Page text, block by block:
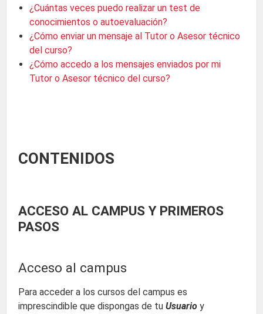
¿Cuántas veces puedo realizar un test de
conocimientos o autoevaluación?
¿Cómo enviar un mensaje al Tutor o Asesor técnico
del curso?
¿Cómo accedo a los mensajes enviados por mi
Tutor o Asesor técnico del curso?
CONTENIDOS
ACCESO AL CAMPUS Y PRIMEROS
PASOS
Acceso al campus
Para acceder a los cursos del campus es
imprescindible que dispongas de tu Usuario y